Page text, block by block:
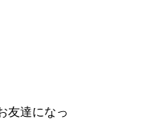
友達になっ